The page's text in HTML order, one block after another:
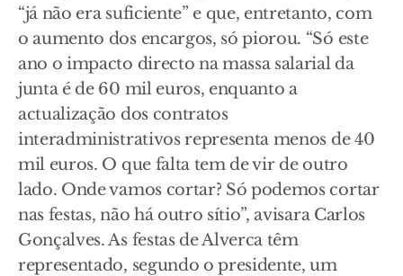
“já não era suficiente” e que, entretanto, com
o aumento dos encargos, só piorou. “Só este
ano o impacto directo na massa salarial da
junta é de 60 mil euros, enquanto a
actualização dos contratos
interadministrativos representa menos de 40
mil euros. O que falta tem de vir de outro
lado. Onde vamos cortar? Só podemos cortar
nas festas, não há outro sítio”, avisara Carlos
Gonçalves. As festas de Alverca têm
representado, segundo o presidente, um